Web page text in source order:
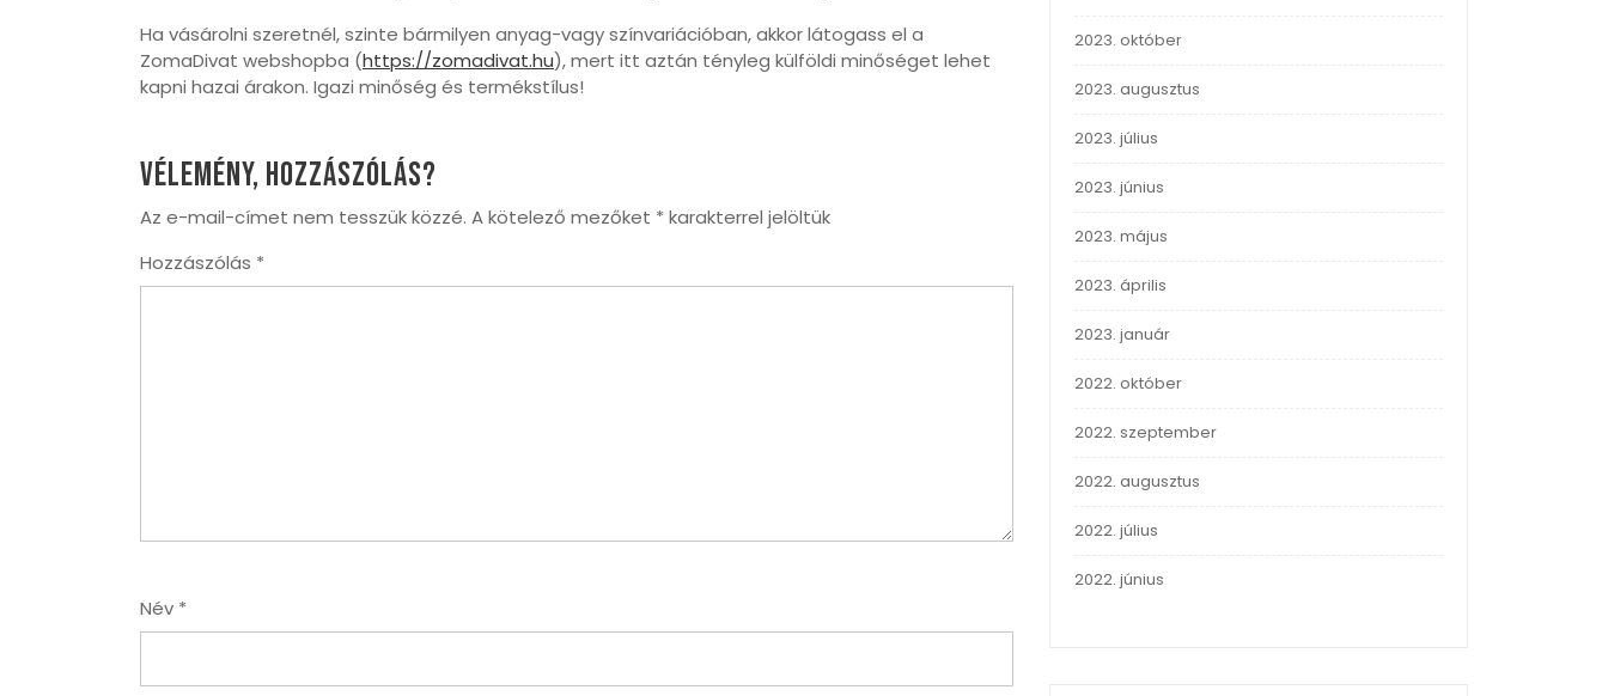
Ha vásárolni szeretnél, szinte bármilyen anyag-vagy színvariációban, akkor látogass el a
ZomaDivat webshopba (https://zomadivat.hu), mert itt aztán tényleg külföldi minőséget lehet
kapni hazai árakon. Igazi minőség és termékstílus!
Vélemény, hozzászólás?
Az e-mail-címet nem tesszük közzé. A kötelező mezőket * karakterrel jelöltük
Hozzászólás *
Név *
2023. október
2023. augusztus
2023. július
2023. június
2023. május
2023. április
2023. január
2022. október
2022. szeptember
2022. augusztus
2022. július
2022. június